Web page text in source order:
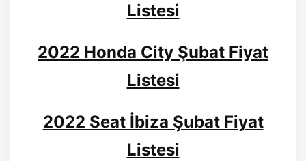
Listesi
2022 Honda City Şubat Fiyat
Listesi
2022 Seat İbiza Şubat Fiyat
Listesi